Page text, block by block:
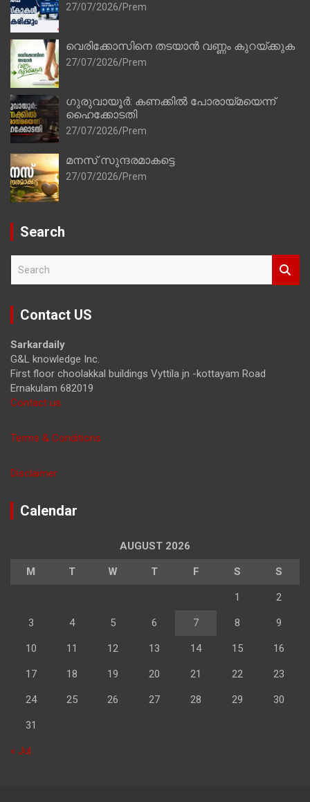
27/07/2026 Prem
വെരിക്കോസിനെ തടയാൻ വണ്ണം കുറയ്ക്കുക
27/07/2026 Prem
ഗുരുവായൂർ: കണക്കിൽ പോരായ്മയെന്ന്
ഹൈക്കോടതി
27/07/2026 Prem
മനസ് സുന്ദരമാകട്ടെ
27/07/2026 Prem
Search
r
Contact US
Sarkardaily
G&L knowledge Inc.
First floor choolakkal buildings Vyttila jn -kottayam Road
Ernakulam 682019
Contact us
Terms & Conditions
Disclaimer
Calendar
AUGUST 2026
M T W T F S S
1 2
3 4 5 6 7 8 9
10 11 12 13 14 15 16
17 18 19 20 21 22 23
24 25 26 27 28 29 30
31
« Jul